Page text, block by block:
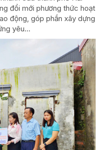
đổi mới phương thức hoạt
động, góp phần xây dựng
yêu...